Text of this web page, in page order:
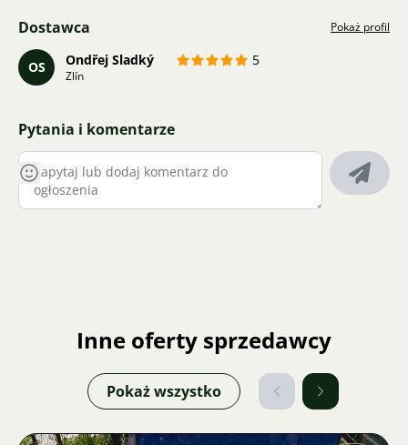
Dostawca Pokaż profil
OS Ondřej Sladký 5
Zlín
Pytania i komentarze
Inne oferty sprzedawcy
Pokaż wszystko